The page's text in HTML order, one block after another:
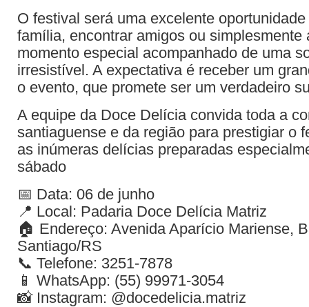
O festival será uma excelente
família, encontrar amigos ou simplesmente
momento especial acompanhado de uma
irresistível. A expectativa é receber um
o evento, que promete ser um verdadeiro
A equipe da Doce Delícia convida toda a
santiaguense e da região para prestigiar o
as inúmeras delícias preparadas
sábado
📅 Data: 06 de junho
📍 Local: Padaria Doce Delícia Matriz
🏠 Endereço: Avenida Aparício Mariense,
Santiago/RS
📞 Telefone: 3251-7878
📱 WhatsApp: (55) 99971-3054
📸 Instagram: @docedelicia.matriz